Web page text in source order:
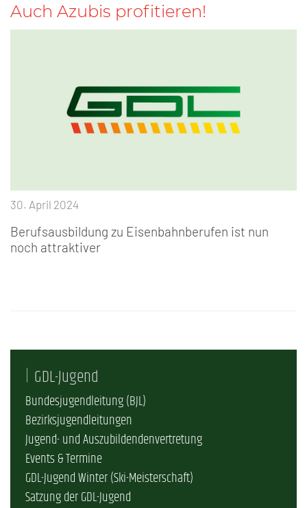
Auch Azubis profitieren!
30. April 2024
Berufsausbildung zu Eisenbahnberufen ist nun
noch attraktiver
GDL-Jugend
Bundesjugendleitung (BJL)
Bezirksjugendleitungen
Jugend- und Auszubildendenvertretung
Events & Termine
GDL-Jugend Winter (Ski-Meisterschaft)
Satzung der GDL-Jugend